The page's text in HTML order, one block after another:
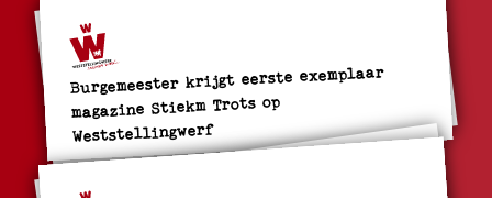
Burgemeester krijgt eerste exemplaar
magazine Stiekm Trots op
Weststellingwerf